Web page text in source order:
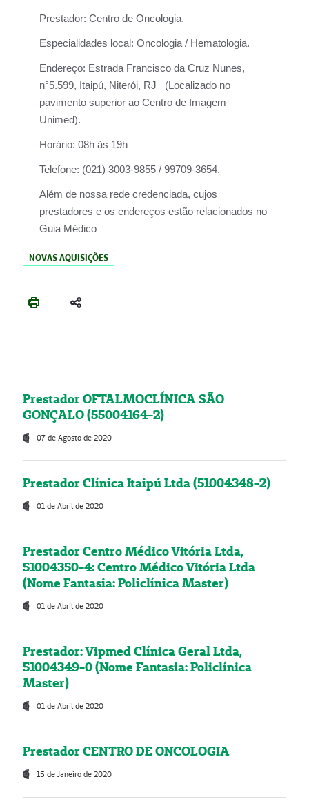
Prestador: Centro de Oncologia.
Especialidades local: Oncologia / Hematologia.
Endereço: Estrada Francisco da Cruz Nunes,
n°5.599, Itaipú, Niterói, RJ (Localizado no
pavimento superior ao Centro de Imagem
Unimed).
Horário: 08h às 19h
Telefone: (021) 3003-9855 / 99709-3654.
Além de nossa rede credenciada, cujos
prestadores e os endereços estão relacionados no
Guia Médico
NOVAS AQUISIÇÕES
Prestador OFTALMOCLÍNICA SÃO
GONÇALO (55004164-2)
07 de Agosto de 2020
Prestador Clínica Itaipú Ltda (51004348-2)
01 de Abril de 2020
Prestador Centro Médico Vitória Ltda,
51004350-4: Centro Médico Vitória Ltda
(Nome Fantasia: Policlínica Master)
01 de Abril de 2020
Prestador: Vipmed Clínica Geral Ltda,
51004349-0 (Nome Fantasia: Policlínica
Master)
01 de Abril de 2020
Prestador CENTRO DE ONCOLOGIA
15 de Janeiro de 2020